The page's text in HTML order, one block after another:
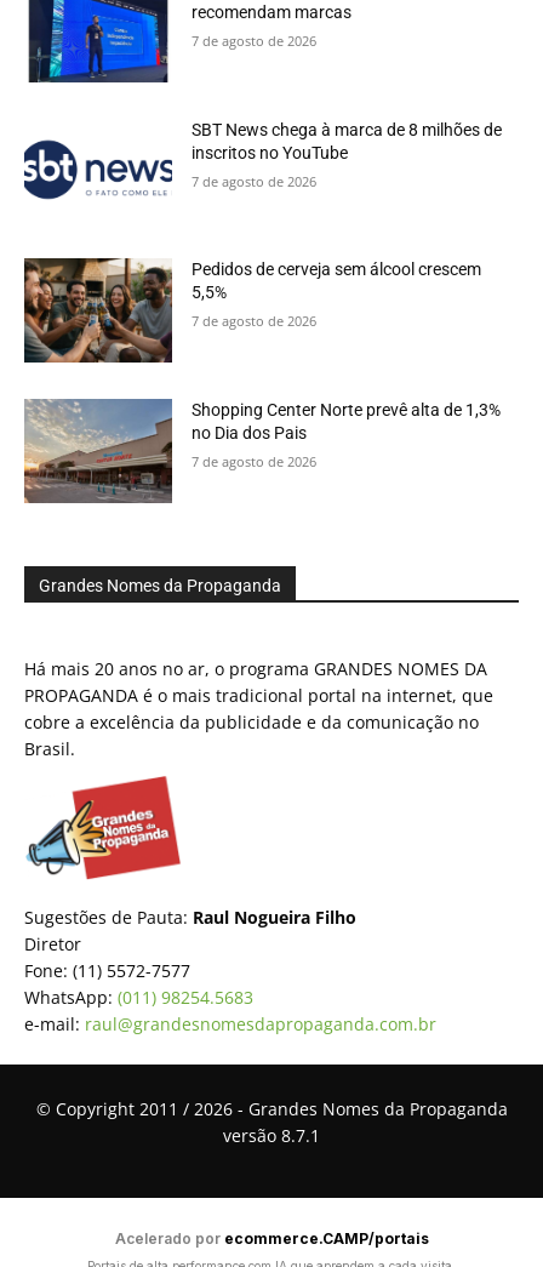
recomendam marcas
7 de agosto de 2026
SBT News chega à marca de 8 milhões de
inscritos no YouTube
7 de agosto de 2026
Pedidos de cerveja sem álcool crescem
5,5%
7 de agosto de 2026
Shopping Center Norte prevê alta de 1,3%
no Dia dos Pais
7 de agosto de 2026
Grandes Nomes da Propaganda
Há mais 20 anos no ar, o programa GRANDES NOMES DA
PROPAGANDA é o mais tradicional portal na internet, que
cobre a excelência da publicidade e da comunicação no
Brasil.
Sugestões de Pauta: Raul Nogueira Filho
Diretor
Fone: (11) 5572-7577
WhatsApp: (011) 98254.5683
e-mail: raul@grandesnomesdapropaganda.com.br
© Copyright 2011 / 2026 - Grandes Nomes da Propaganda
versão 8.7.1
Acelerado por ecommerce.CAMP/portais